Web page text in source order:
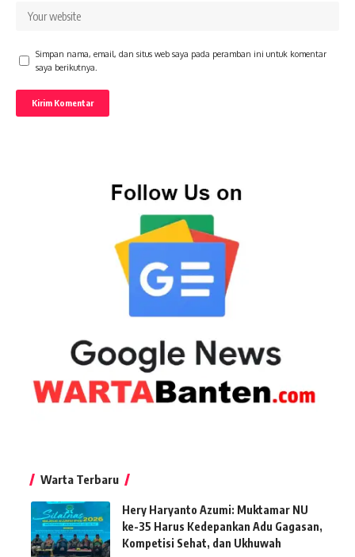
Simpan nama, email, dan situs web saya pada peramban ini untuk komentar
saya berikutnya.
Warta Terbaru
Hery Haryanto Azumi: Muktamar NU
ke-35 Harus Kedepankan Adu Gagasan,
Kompetisi Sehat, dan Ukhuwah